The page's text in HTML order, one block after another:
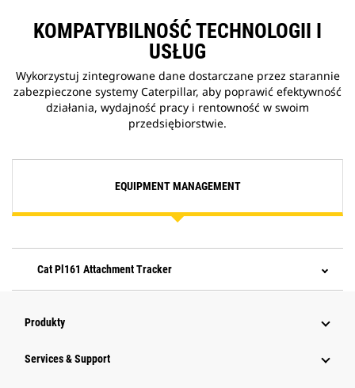
KOMPATYBILNOŚĆ TECHNOLOGII I
USŁUG
Wykorzystuj zintegrowane dane dostarczane przez starannie
zabezpieczone systemy Caterpillar, aby poprawić efektywność
działania, wydajność pracy i rentowność w swoim
przedsiębiorstwie.
EQUIPMENT MANAGEMENT
Cat Pl161 Attachment Tracker
Produkty
Services & Support